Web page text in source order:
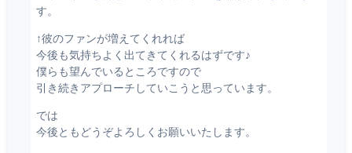
す。
↑彼のファンが増えてくれれば
今後も気持ちよく出てきてくれるはずです♪
僕らも望んでいるところですので
引き続きアプローチしていこうと思っています。
では
今後ともどうぞよろしくお願いいたします。